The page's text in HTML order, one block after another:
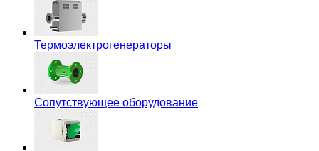
Термоэлектрогенераторы
Сопутствующее оборудование